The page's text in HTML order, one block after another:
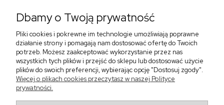
Sukienka z falbaną i
bufiastym rękawem w
Sukienka z dekoltem w
299,00 zł
‹
Dbamy o Twoją prywatność
Pliki cookies i pokrewne im technologie umożliwiają poprawne
działanie strony i pomagają nam dostosować ofertę do Twoich
potrzeb. Możesz zaakceptować wykorzystanie przez nas
wszystkich tych plików i przejść do sklepu lub dostosować użycie
plików do swoich preferencji, wybierając opcję "Dostosuj zgody".
Więcej o plikach cookies przeczytasz w naszej Polityce
prywatności.